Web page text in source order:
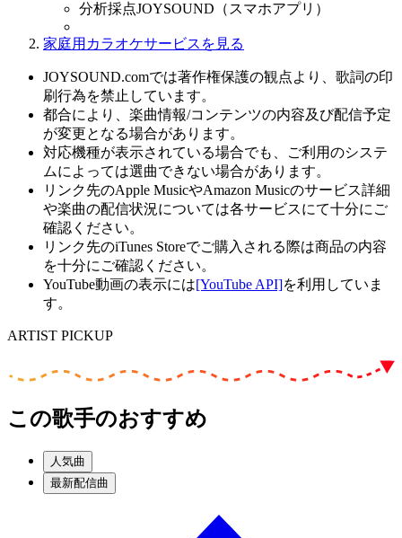
分析採点JOYSOUND（スマホアプリ）
家庭用カラオケサービスを見る
JOYSOUND.comでは著作権保護の観点より、歌詞の印
刷行為を禁止しています。
都合により、楽曲情報/コンテンツの内容及び配信予定
が変更となる場合があります。
対応機種が表示されている場合でも、ご利用のシステ
ムによっては選曲できない場合があります。
リンク先のApple MusicやAmazon Musicのサービス詳細
や楽曲の配信状況については各サービスにて十分にご
確認ください。
リンク先のiTunes Storeでご購入される際は商品の内容
を十分にご確認ください。
YouTube動画の表示には[YouTube API]を利用していま
す。
ARTIST PICKUP
この歌手のおすすめ
人気曲
最新配信曲